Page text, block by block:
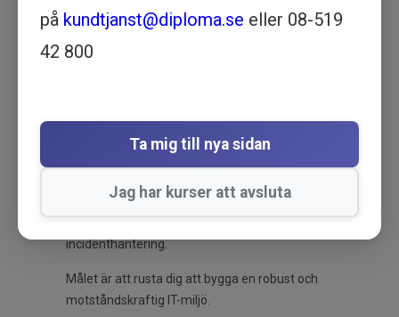
Beskrivning
Denna kurs ger dig strategier och verktyg för
hotlandskap, attackmetoder och vanliga
patchhantering och proaktiva
incidenthantering.
Målet är att rusta dig att bygga en robust och
motståndskraftig IT-miljö.
på kundtjanst@diploma.se eller 08-519
42 800
Ta mig till nya sidan
Jag har kurser att avsluta